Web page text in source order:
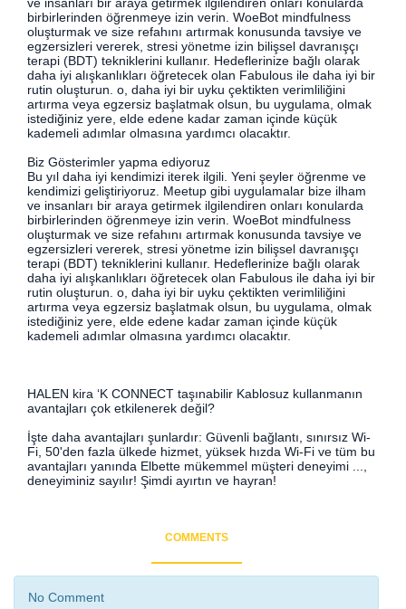
birbirlerinden öğrenmeye izin verin. WoeBot mindfulness
oluşturmak ve size refahını artırmak konusunda tavsiye ve
egzersizleri vererek, stresi yönetme izin bilişsel davranışçı
terapi (BDT) tekniklerini kullanır. Hedeflerinize bağlı olarak
daha iyi alışkanlıkları öğretecek olan Fabulous ile daha iyi bir
rutin oluşturun. o, daha iyi bir uyku çektikten verimliliğini
artırma veya egzersiz başlatmak olsun, bu uygulama, olmak
istediğiniz yere, elde edene kadar zaman içinde küçük
kademeli adımlar olmasına yardımcı olacaktır.
Biz Gösterimler yapma ediyoruz
Bu yıl daha iyi kendimizi iterek ilgili. Yeni şeyler öğrenme ve
kendimizi geliştiriyoruz. Meetup gibi uygulamalar bize ilham
ve insanları bir araya getirmek ilgilendiren onları konularda
birbirlerinden öğrenmeye izin verin. WoeBot mindfulness
oluşturmak ve size refahını artırmak konusunda tavsiye ve
egzersizleri vererek, stresi yönetme izin bilişsel davranışçı
terapi (BDT) tekniklerini kullanır. Hedeflerinize bağlı olarak
daha iyi alışkanlıkları öğretecek olan Fabulous ile daha iyi bir
rutin oluşturun. o, daha iyi bir uyku çektikten verimliliğini
artırma veya egzersiz başlatmak olsun, bu uygulama, olmak
istediğiniz yere, elde edene kadar zaman içinde küçük
kademeli adımlar olmasına yardımcı olacaktır.
HALEN kira ‘K CONNECT taşınabilir Kablosuz kullanmanın
avantajları çok etkilenerek değil?
İşte daha avantajları şunlardır: Güvenli bağlantı, sınırsız Wi-
Fi, 50'den fazla ülkede hizmet, yüksek hızda Wi-Fi ve tüm bu
avantajları yanında Elbette mükemmel müşteri deneyimi ...,
deneyiminiz sayılır! Şimdi ayırtın ve hayran!
COMMENTS
No Comment